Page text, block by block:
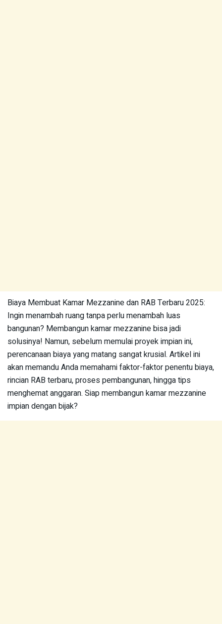
Biaya Membuat Kamar Mezzanine dan RAB Terbaru 2025:
Ingin menambah ruang tanpa perlu menambah luas
bangunan? Membangun kamar mezzanine bisa jadi
solusinya! Namun, sebelum memulai proyek impian ini,
perencanaan biaya yang matang sangat krusial. Artikel ini
akan memandu Anda memahami faktor-faktor penentu biaya,
rincian RAB terbaru, proses pembangunan, hingga tips
menghemat anggaran. Siap membangun kamar mezzanine
impian dengan bijak?